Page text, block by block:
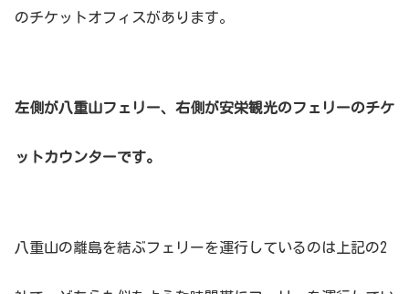
のチケットオフィスがあります。
左側が八重山フェリー、右側が安栄観光のフェリーのチケ
ットカウンターです。
八重山の離島を結ぶフェリーを運行しているのは上記の2